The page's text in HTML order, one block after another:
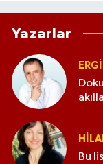
Yazarlar
Bu